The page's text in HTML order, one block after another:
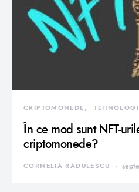
CRIPTOMONEDE
În ce mod sunt NFT-
criptomonede?
CORNELIA RADULESCU